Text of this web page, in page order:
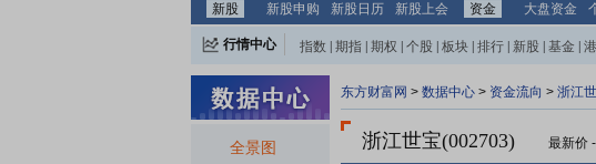
新股
新股申购 新股日历 新股上会 资金 大盘资金
行情中心 指数 期指 期权 个股 板块 排行 新股 基金
全景图
东方财富网 > 数据中心 > 资金流向 > 浙江
浙江世宝(002703) 最新价 -